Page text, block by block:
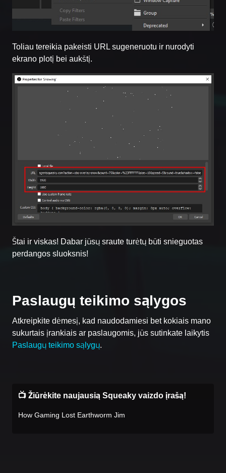
Toliau tereikia pakeisti URL sugeneruotu ir nurodyti
ekrano plotį bei aukštį.
Štai ir viskas! Dabar jūsų sraute turėtų būti snieguotas
perdangos sluoksnis!
Paslaugų teikimo sąlygos
Atkreipkite dėmesį, kad naudodamiesi bet kokiais mano
sukurtais įrankiais ar paslaugomis, jūs sutinkate laikytis
Paslaugų teikimo sąlygų.
📺 Žiūrėkite naujausią Squeaky vaizdo įrašą!
How Gaming Lost Earthworm Jim